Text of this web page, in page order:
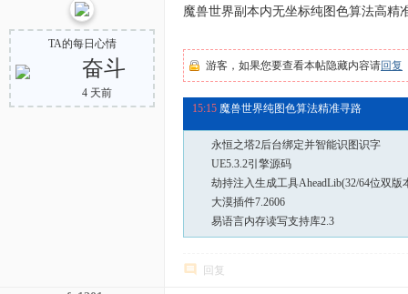
TA的每日心情
奋斗
4 天前
魔兽世界副本内无坐标纯图色算法高精
游客，如果您要查看本帖隐藏内容请回复
13:17 雷电_模拟器操作模块_v2.0.0.7下载
永恒之塔2后台绑定并智能识图识字
UE5.3.2引擎源码
劫持注入生成工具AheadLib(32/64位双版
大漠插件7.2606
易语言内存读写支持库2.3
回复